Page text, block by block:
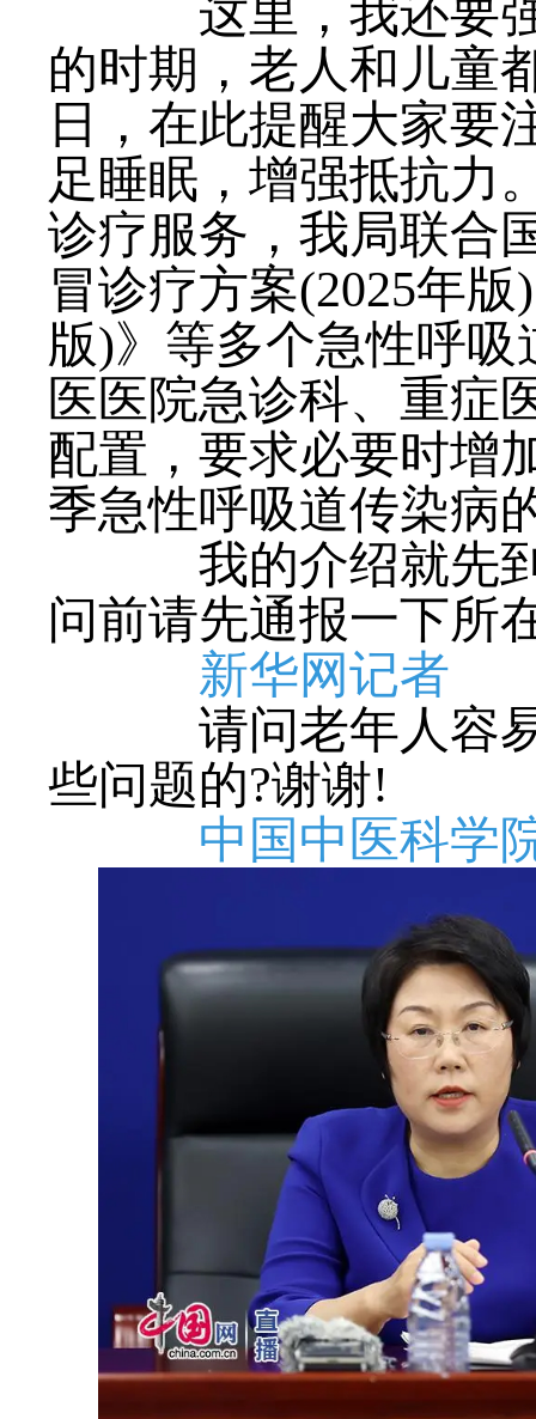
这里，我还要强
的时期，老人和儿童
日，在此提醒大家要
足睡眠，增强抵抗力
诊疗服务，我局联合
冒诊疗方案(2025年
版)》等多个急性呼
医医院急诊科、重症
配置，要求必要时增
季急性呼吸道传染病
我的介绍就先到
问前请先通报一下所
新华网记者
请问老年人容易
些问题的?谢谢!
中国中医科学